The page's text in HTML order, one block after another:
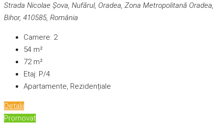
Strada Nicolae Șova, Nufărul, Oradea, Zona Metropolitană Oradea,
Bihor, 410585, România
Camere: 2
54 m²
72m²
Etaj: P/4
Apartamente, Rezidențiale
Detalii
Promovat